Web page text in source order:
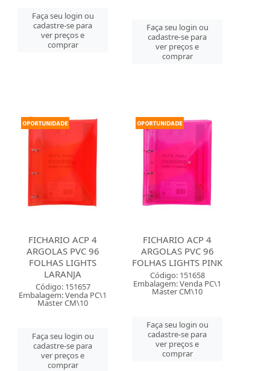
Faça seu login ou
cadastre-se para
ver preços e
comprar
Faça seu login ou
cadastre-se para
ver preços e
comprar
FICHARIO ACP 4
ARGOLAS PVC 96
FOLHAS LIGHTS
LARANJA
Código: 151657
Embalagem: Venda PC\1
Master CM\10
Faça seu login ou
cadastre-se para
ver preços e
comprar
FICHARIO ACP 4
ARGOLAS PVC 96
FOLHAS LIGHTS PINK
Código: 151658
Embalagem: Venda PC\1
Master CM\10
Faça seu login ou
cadastre-se para
ver preços e
comprar